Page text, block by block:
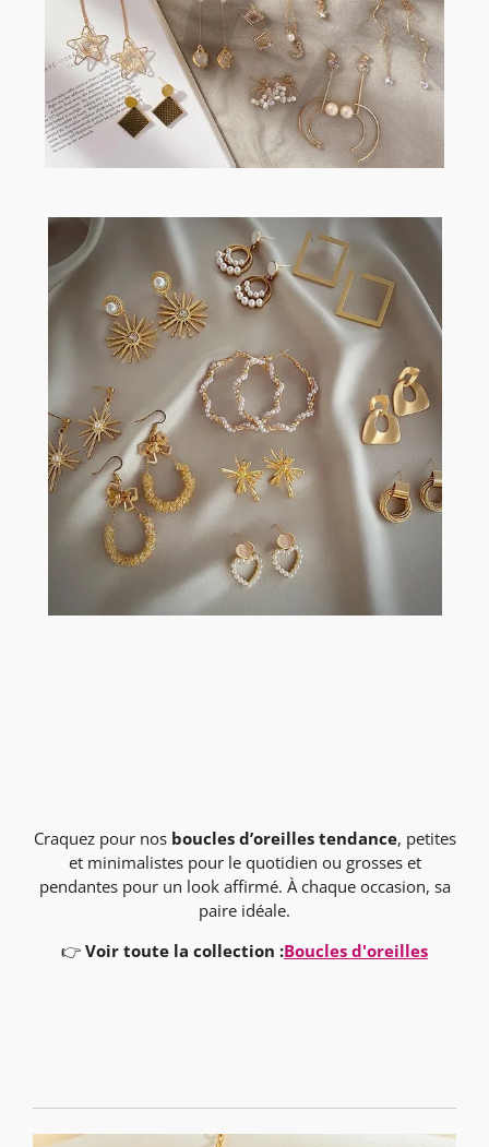
Craquez pour nos boucles d’oreilles tendance, petites
et minimalistes pour le quotidien ou grosses et
pendantes pour un look affirmé. À chaque occasion, sa
paire idéale.
👉 Voir toute la collection :Boucles d'oreilles